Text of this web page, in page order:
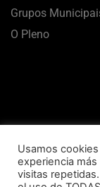
Grupos
O Pleno
Usamos
experiencia
visitas